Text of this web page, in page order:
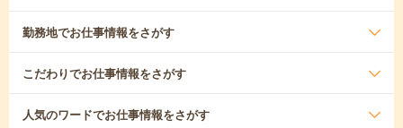
勤務地でお仕事情報をさがす
こだわりでお仕事情報をさがす
人気のワードでお仕事情報をさがす